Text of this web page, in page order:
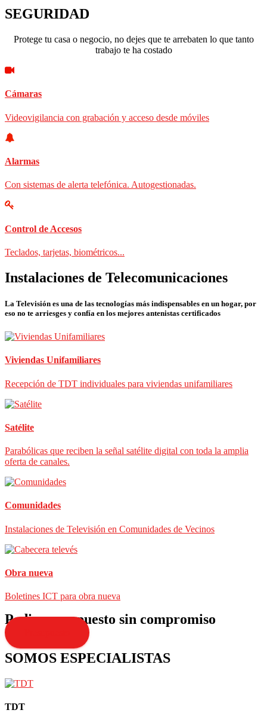
SEGURIDAD
Protege tu casa o negocio, no dejes que te arrebaten lo que tanto
trabajo te ha costado
Cámaras
Videovigilancia con grabación y acceso desde móviles
Alarmas
Con sistemas de alerta telefónica. Autogestionadas.
Control de Accesos
Teclados, tarjetas, biométricos...
Instalaciones de Telecomunicaciones
La Televisión es una de las tecnologías más indispensables en un hogar, por
eso no te arriesges y confía en los mejores antenistas certificados
Viviendas Unifamiliares
Recepción de TDT individuales para viviendas unifamiliares
Satélite
Parabólicas que reciben la señal satélite digital con toda la amplia
oferta de canales.
Comunidades
Instalaciones de Televisión en Comunidades de Vecinos
Obra nueva
Boletines ICT para obra nueva
Pedir presupuesto sin compromiso
SOMOS ESPECIALISTAS
TDT